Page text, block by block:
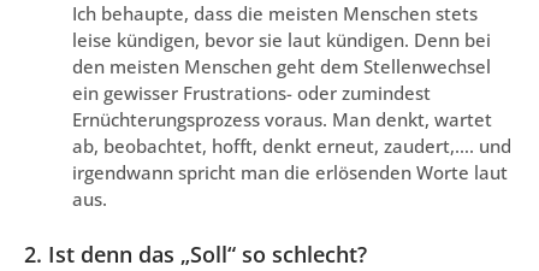
Ich behaupte, dass die meisten Menschen stets
leise kündigen, bevor sie laut kündigen. Denn bei
den meisten Menschen geht dem Stellenwechsel
ein gewisser Frustrations- oder zumindest
Ernüchterungsprozess voraus. Man denkt, wartet
ab, beobachtet, hofft, denkt erneut, zaudert,…. und
irgendwann spricht man die erlösenden Worte laut
aus.
2. Ist denn das „Soll“ so schlecht?